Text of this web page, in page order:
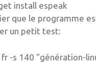
install espeak
que le programme
un petit test:
-s 140 "génération-